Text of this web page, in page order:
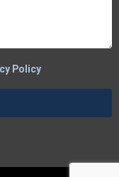
Policy